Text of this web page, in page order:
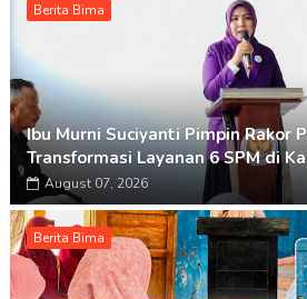
Berita Bima
Ibu Murni Suciyanti Pimpin Rakor
Transformasi Layanan 6 SPM di
August 07, 2026
Berita Bima